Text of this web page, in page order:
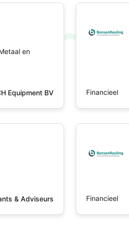
en
Equipment BV Financieel
& Adviseurs Financieel